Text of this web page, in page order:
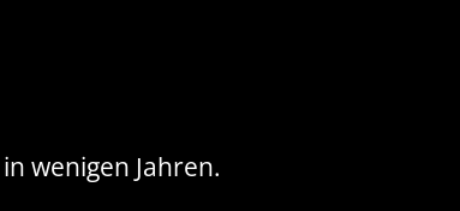
wenigen Jahren.